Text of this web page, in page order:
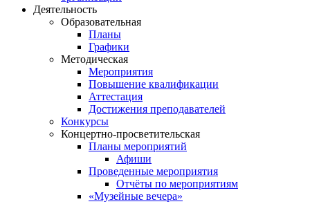
Деятельность
Образовательная
Планы
Графики
Методическая
Мероприятия
Повышение квалификации
Аттестация
Достижения преподавателей
Конкурсы
Концертно-просветительская
Планы мероприятий
Афиши
Проведенные мероприятия
Отчёты по мероприятиям
«Музейные вечера»